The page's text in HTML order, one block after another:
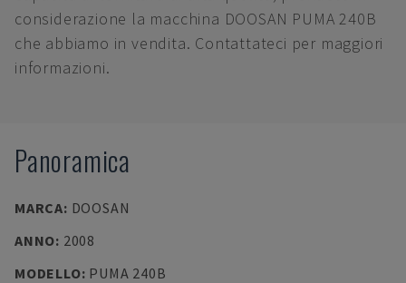
considerazione la macchina DOOSAN PUMA 240B
che abbiamo in vendita. Contattateci per maggiori
informazioni.
Panoramica
MARCA: DOOSAN
ANNO: 2008
MODELLO: PUMA 240B